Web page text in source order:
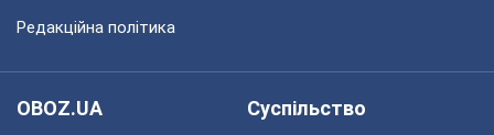
Редакційна політика
OBOZ.UA
Суспільство